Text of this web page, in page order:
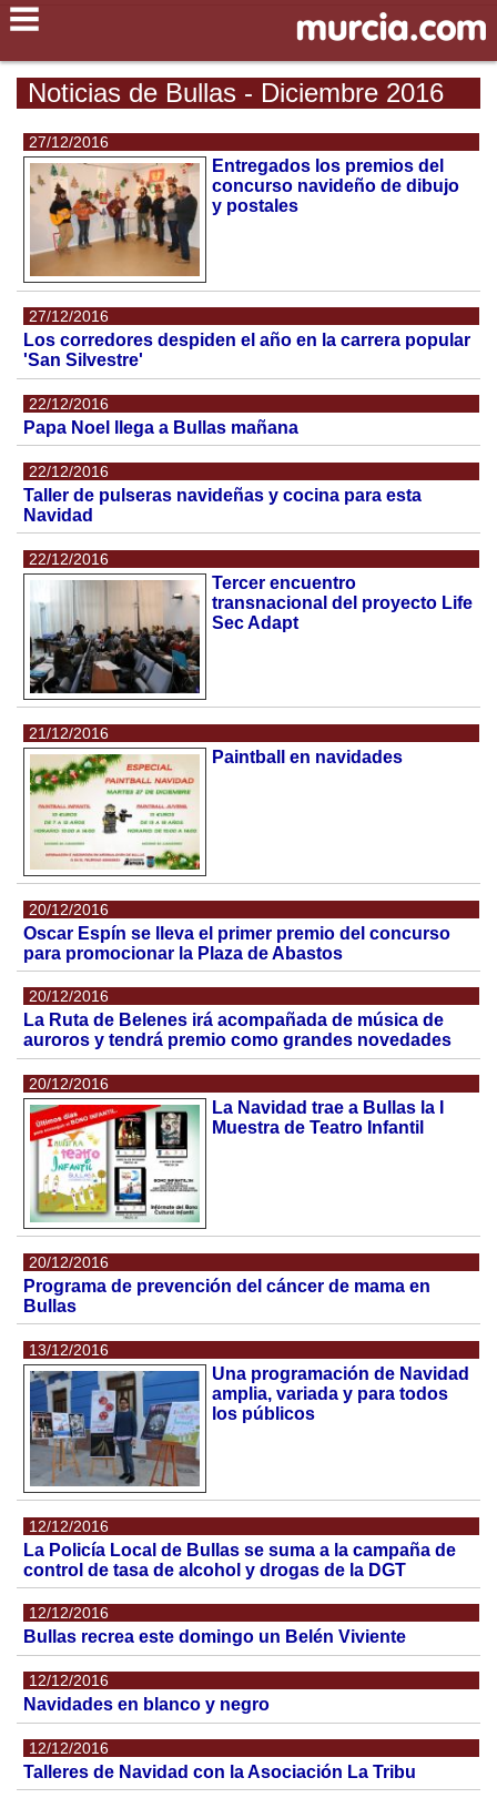
Noticias de Bullas - Diciembre 2016
27/12/2016
Entregados los premios del
concurso navideño de dibujo
y postales
27/12/2016
Los corredores despiden el año en la carrera popular
'San Silvestre'
22/12/2016
Papa Noel llega a Bullas mañana
22/12/2016
Taller de pulseras navideñas y cocina para esta
Navidad
22/12/2016
Tercer encuentro
transnacional del proyecto Life
Sec Adapt
21/12/2016
Paintball en navidades
20/12/2016
Oscar Espín se lleva el primer premio del concurso
para promocionar la Plaza de Abastos
20/12/2016
La Ruta de Belenes irá acompañada de música de
auroros y tendrá premio como grandes novedades
20/12/2016
La Navidad trae a Bullas la I
Muestra de Teatro Infantil
20/12/2016
Programa de prevención del cáncer de mama en
Bullas
13/12/2016
Una programación de Navidad
amplia, variada y para todos
los públicos
12/12/2016
La Policía Local de Bullas se suma a la campaña de
control de tasa de alcohol y drogas de la DGT
12/12/2016
Bullas recrea este domingo un Belén Viviente
12/12/2016
Navidades en blanco y negro
12/12/2016
Talleres de Navidad con la Asociación La Tribu